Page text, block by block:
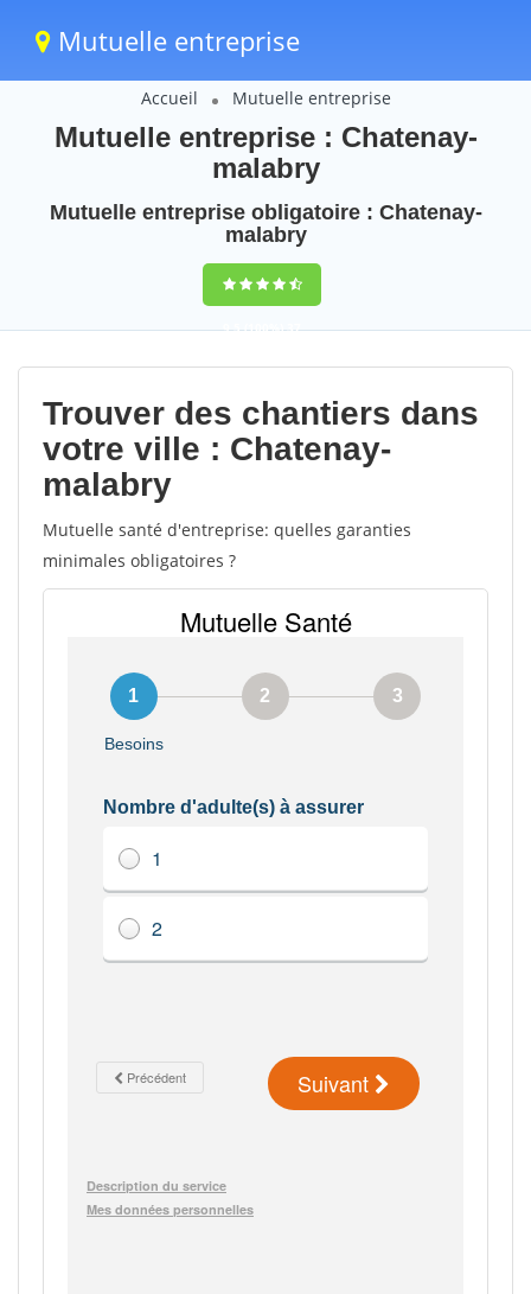
Mutuelle entreprise
Accueil Mutuelle entreprise
Mutuelle entreprise : Chatenay-
malabry
Mutuelle entreprise obligatoire : Chatenay-
malabry
9,5(100%)37
votes
Trouver des chantiers dans
votre ville : Chatenay-
malabry
Mutuelle santé d'entreprise: quelles garanties
minimales obligatoires ?